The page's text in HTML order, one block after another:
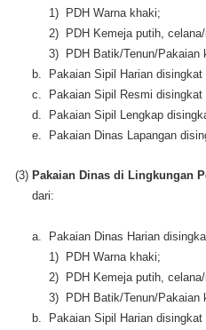
1) PDH Warna khaki;
2) PDH Kemeja putih,
3) PDH Batik/Tenun/Pakaian
b. Pakaian Sipil Harian disingkat
c. Pakaian Sipil Resmi disingkat
d. Pakaian Sipil Lengkap
e. Pakaian Dinas Lapangan
(3) Pakaian Dinas di Lingkungan
dari:
a. Pakaian Dinas Harian
1) PDH Warna khaki;
2) PDH Kemeja putih,
3) PDH Batik/Tenun/Pakaian
b. Pakaian Sipil Harian disingkat